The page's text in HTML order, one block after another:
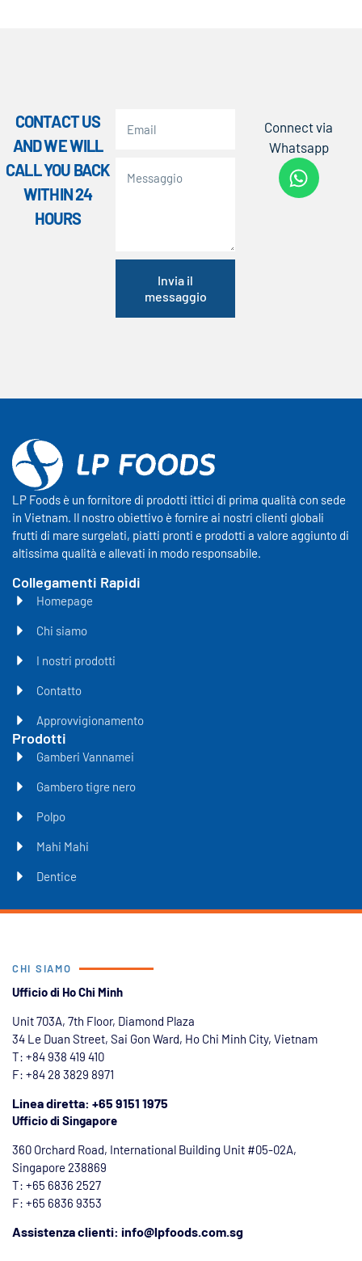
CONTACT US
AND WE WILL
CALL YOU BACK
WITHIN 24
HOURS
Invia il
messaggio
Connect via
Whatsapp
LP Foods è un fornitore di prodotti ittici di prima qualità con sede
in Vietnam. Il nostro obiettivo è fornire ai nostri clienti globali
frutti di mare surgelati, piatti pronti e prodotti a valore aggiunto di
altissima qualità e allevati in modo responsabile.
Collegamenti Rapidi
Homepage
Chi siamo
I nostri prodotti
Contatto
Approvvigionamento
Prodotti
Gamberi Vannamei
Gambero tigre nero
Polpo
Mahi Mahi
Dentice
CHI SIAMO
Ufficio di Ho Chi Minh
Unit 703A, 7th Floor, Diamond Plaza
34 Le Duan Street, Sai Gon Ward, Ho Chi Minh City, Vietnam
T: +84938 419 410
F: +84 28 3829 8971
Linea diretta: +65 9151 1975
Ufficio di Singapore
360 Orchard Road, International Building Unit #05-02A,
Singapore 238869
T: +65 6836 2527
F: +65 6836 9353
Assistenza clienti: info@lpfoods.com.sg